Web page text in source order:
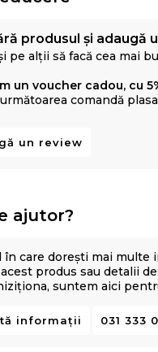
produsul și adaugă
pe alții să facă cea mai
un voucher cadou, cu
comandă
un review
ajutor?
în care dorești mai multe
produs sau detalii
suntem aici
informații 031 333